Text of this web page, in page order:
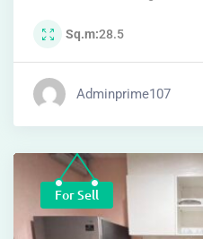
Sq.m 28.5
Adminprime107
For Sell